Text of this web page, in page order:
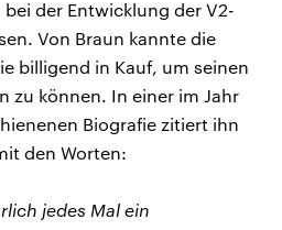
der Entwicklung der V2-
Von Braun kannte die
billigend in Kauf, um seinen
zu können. In einer im Jahr
Biografie zitiert ihn
den Worten:
jedes Mal ein